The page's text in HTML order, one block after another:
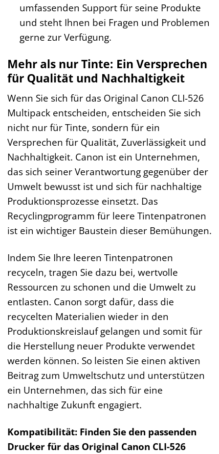
umfassenden Support für seine Produkte
und steht Ihnen bei Fragen und Problemen
gerne zur Verfügung.
Mehr als nur Tinte: Ein Versprechen
für Qualität und Nachhaltigkeit
Wenn Sie sich für das Original Canon CLI-526
Multipack entscheiden, entscheiden Sie sich
nicht nur für Tinte, sondern für ein
Versprechen für Qualität, Zuverlässigkeit und
Nachhaltigkeit. Canon ist ein Unternehmen,
das sich seiner Verantwortung gegenüber der
Umwelt bewusst ist und sich für nachhaltige
Produktionsprozesse einsetzt. Das
Recyclingprogramm für leere Tintenpatronen
ist ein wichtiger Baustein dieser Bemühungen.
Indem Sie Ihre leeren Tintenpatronen
recyceln, tragen Sie dazu bei, wertvolle
Ressourcen zu schonen und die Umwelt zu
entlasten. Canon sorgt dafür, dass die
recycelten Materialien wieder in den
Produktionskreislauf gelangen und somit für
die Herstellung neuer Produkte verwendet
werden können. So leisten Sie einen aktiven
Beitrag zum Umweltschutz und unterstützen
ein Unternehmen, das sich für eine
nachhaltige Zukunft engagiert.
Kompatibilität: Finden Sie den passenden
Drucker für das Original Canon CLI-526